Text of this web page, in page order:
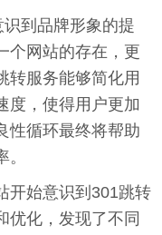
到品牌形象的提
个网站的存在，更
转服务能够简化用
度，使得用户更加
性循环最终将帮助
开始意识到301跳转
优化，发现了不同